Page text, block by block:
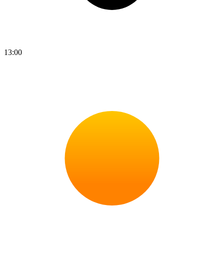
13:00